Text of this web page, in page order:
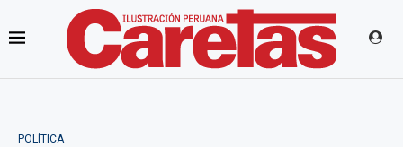
POLÍTICA